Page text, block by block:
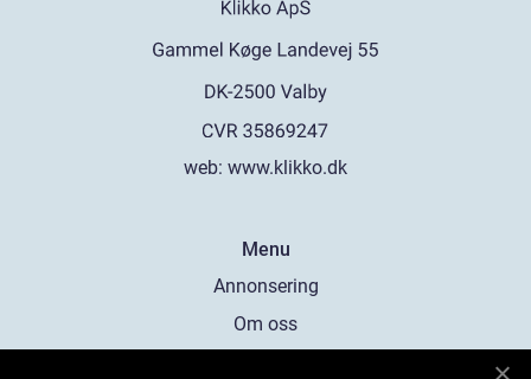
web: www.klikko.dk
Menu
Annonsering
Om oss